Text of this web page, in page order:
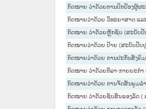
ກົດໝາຍ ວ່າດ້ວຍການປົກປ້ອງຜູ້ຜ
ກົດໝາຍວ່າດ້ວຍ ວິທະຍາສາດ ແລ
ກົດໝາຍ ວ່າດ້ວຍຫຼັກຊັບ (ສະບັບປັ
ກົດໝາຍວ່າດ້ວຍ ປ້າຍ (ສະບັບປັບປຸ
ກົດໝາຍວ່າດ້ວຍ ການປະກັນສັງຄົ
ກົດໝາຍ ວ່າດ້ວຍກິລາ-ກາຍຍະກຳ
ກົດໝາຍວ່າດ້ວຍ ການຈັດສັນພູມລຳ
ກົດໝາຍ ວ່າດ້ວຍຊັບສິນຂອງລັດ (